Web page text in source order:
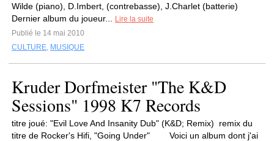
Wilde (piano), D.Imbert, (contrebasse), J.Charlet (batterie)
Dernier album du joueur...
Lire la suite
Publié le 14 mai 2010
CULTURE, MUSIQUE
Kruder Dorfmeister "The K&D
Sessions" 1998 K7 Records
titre joué: "Evil Love And Insanity Dub" (K&D; Remix) remix du
titre de Rocker's Hifi, "Going Under" Voici un album dont j'ai